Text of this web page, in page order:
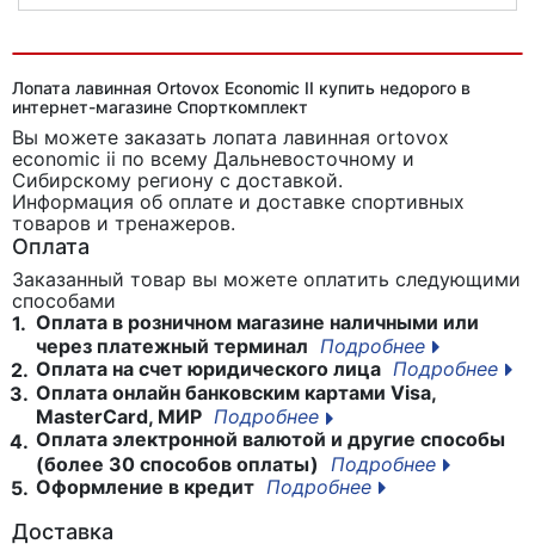
Лопата лавинная Ortovox Economic II купить недорого в
интернет-магазине Спорткомплект
Вы можете заказать лопата лавинная ortovox
economic ii по всему Дальневосточному и
Сибирскому региону с доставкой.
Информация об оплате и доставке спортивных
товаров и тренажеров.
Оплата
Заказанный товар вы можете оплатить следующими
способами
1. Оплата в розничном магазине наличными или
через платежный терминал Подробнее
2. Оплата на счет юридического лица Подробнее
3. Оплата онлайн банковским картами Visa,
MasterCard, МИР Подробнее
4. Оплата электронной валютой и другие способы
(более 30 способов оплаты)
Подробнее
5. Оформление в кредит Подробнее
Доставка